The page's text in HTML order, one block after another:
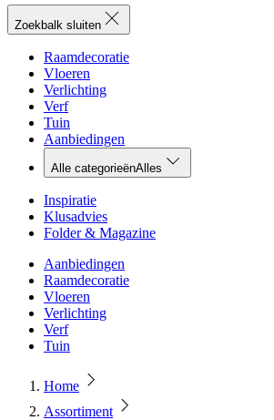
Zoekbalk sluiten
Raamdecoratie
Vloeren
Verlichting
Verf
Tuin
Aanbiedingen
Alle categorieënAlles
Inspiratie
Klusadvies
Folder & Magazine
Aanbiedingen
Raamdecoratie
Vloeren
Verlichting
Verf
Tuin
Home
Assortiment